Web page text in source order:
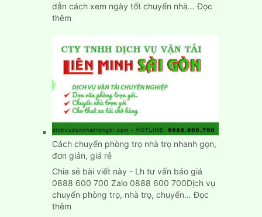
dẫn cách xem ngày tốt chuyển nhà…Đọc
thêm:
tốt
chuyển
nhà
nhập
trạch
nhanh
chính
xác
Cách chuyển phòng trọ nhà trọ nhanh gọn,
đơn giản, giá rẻ
Chia sẻ bài viết này - Lh tư vấn báo giá
0888 600 700 Zalo 0888 600 700Dịch vụ
chuyển phòng trọ, nhà trọ, chuyển…Đọc
thêm: